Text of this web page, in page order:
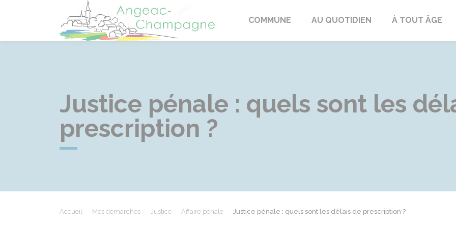
Angeac-Champagne
COMMUNE AU QUOTIDIEN À TOUT ÂGE
Justice pénale : quels sont les
prescription ?
Accueil Mes démarches Justice Affaire pénale Justice pénale : quels sont les délais de prescription ?